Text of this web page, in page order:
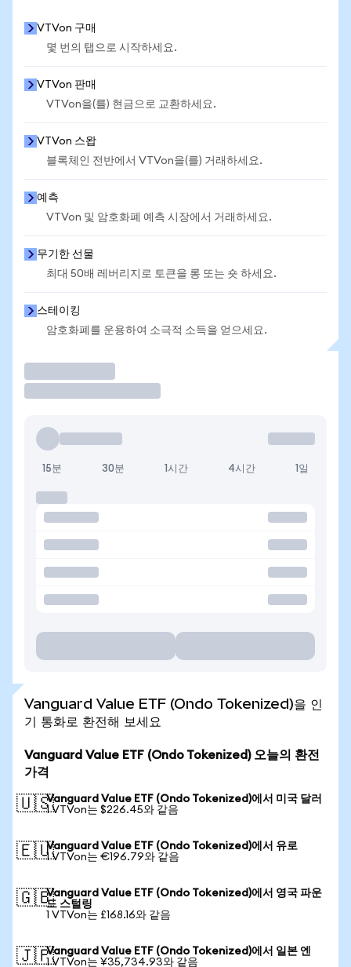
VTVon 구매
몇 번의 탭으로 시작하세요.
VTVon 판매
VTVon을(를) 현금으로 교환하세요.
VTVon 스왑
블록체인 전반에서 VTVon을(를) 거래하세요.
예측
VTVon 및 암호화폐 예측 시장에서 거래하세요.
무기한 선물
최대 50배 레버리지로 토큰을 롱 또는 숏 하세요.
스테이킹
암호화폐를 운용하여 소극적 소득을 얻으세요.
15분 30분 1시간 4시간 1일
Vanguard Value ETF (Ondo Tokenized)을 인
기 통화로 환전해 보세요
Vanguard Value ETF (Ondo Tokenized) 오늘의 환전
가격
🇺🇸Vanguard Value ETF (Ondo Tokenized)에서 미국 달러
1 VTVon는 $226.45와 같음
🇪🇺Vanguard Value ETF (Ondo Tokenized)에서 유로
1 VTVon는 €196.79와 같음
🇬🇧Vanguard Value ETF (Ondo Tokenized)에서 영국 파운
드 스털링
1 VTVon는 £168.16와 같음
🇯🇵Vanguard Value ETF (Ondo Tokenized)에서 일본 엔
1 VTVon는 ¥35,734.93와 같음